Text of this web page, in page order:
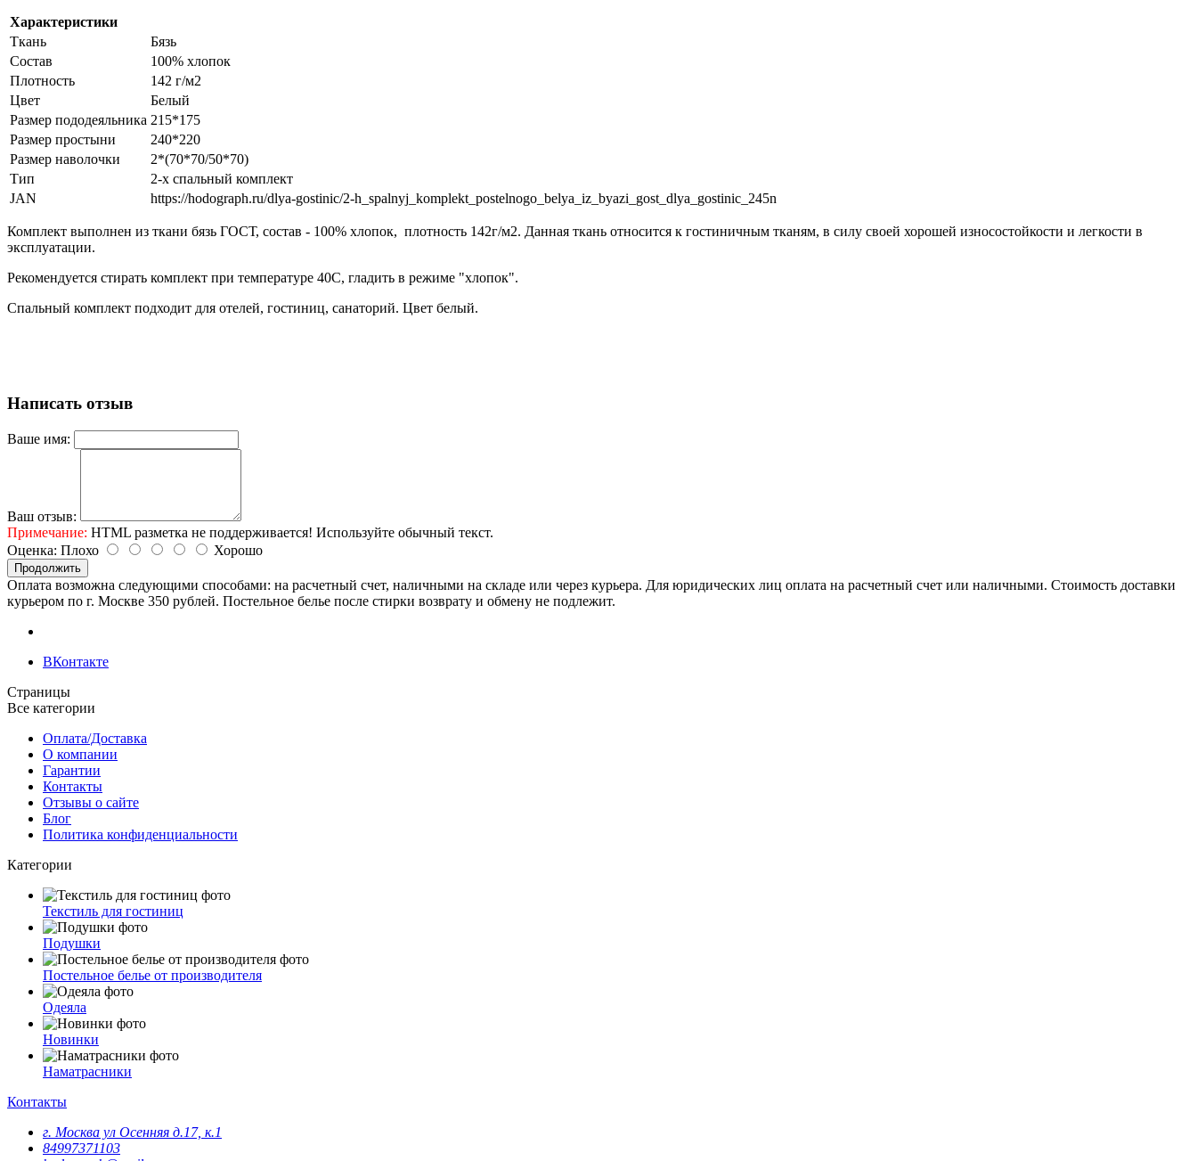
Характеристики
Ткань
Бязь
Состав
100% хлопок
Плотность
142 г/м2
Цвет
Белый
Размер пододеяльника 215*175
Размер простыни
240*220
Размер наволочки
2*(70*70/50*70)
Тип
2-х спальный комплект
JAN
https://hodograph.ru/dlya-gostinic/2-h_spalnyj_komplekt_postelnogo_belya_iz_byazi_gost_dlya_gostinic_245n
Комплект выполнен из ткани бязь ГОСТ, состав - 100% хлопок, плотность 142г/м2. Данная ткань относится к гостиничным тканям, в силу своей хорошей износостойкости и легкости в
эксплуатации.
Рекомендуется стирать комплект при температуре 40С, гладить в режиме "хлопок".
Спальный комплект подходит для отелей, гостиниц, санаторий. Цвет белый.
Написать отзыв
Ваше имя:
Ваш отзыв:
Примечание: HTML разметка не поддерживается! Используйте обычный текст.
Оценка: Плохо Хорошо
Продолжить
Оплата возможна следующими способами: на расчетный счет, наличными на складе или через курьера. Для юридических лиц оплата на расчетный счет или наличными. Стоимость доставки
курьером по г. Москве 350 рублей. Постельное белье после стирки возврату и обмену не подлежит.
ВКонтакте
Страницы
Все категории
Оплата/Доставка
О компании
Гарантии
Контакты
Отзывы о сайте
Блог
Политика конфиденциальности
Категории
Текстиль для гостиниц
Подушки
Постельное белье от производителя
Одеяла
Новинки
Наматрасники
Контакты
г. Москва ул Осенняя д.17, к.1
84997371103